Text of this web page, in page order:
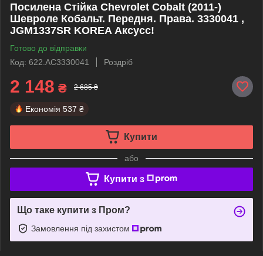
Посилена Стійка Chevrolet Cobalt (2011-)
Шевроле Кобальт. Передня. Права. 3330041 ,
JGM1337SR KOREA Аксусс!
Готово до відправки
Код: 622.AC3330041
Роздріб
2 148 ₴ 2 685 ₴
Економія 537 ₴
Купити
або
Купити з
Що таке купити з Пром?
Замовлення під захистом